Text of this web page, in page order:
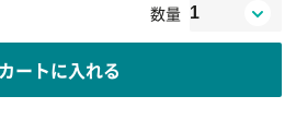
数量
カートに入れる